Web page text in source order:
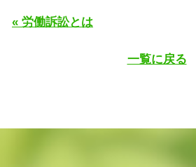
« 労働訴訟とは
一覧に戻る